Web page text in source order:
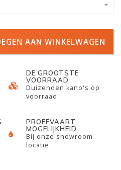
AAN WINKELWAGEN
DE GROOTSTE
VOORRAAD
Duizenden kano's op
voorraad
PROEFVAART
MOGELIJKHEID
Bij onze showroom
locatie